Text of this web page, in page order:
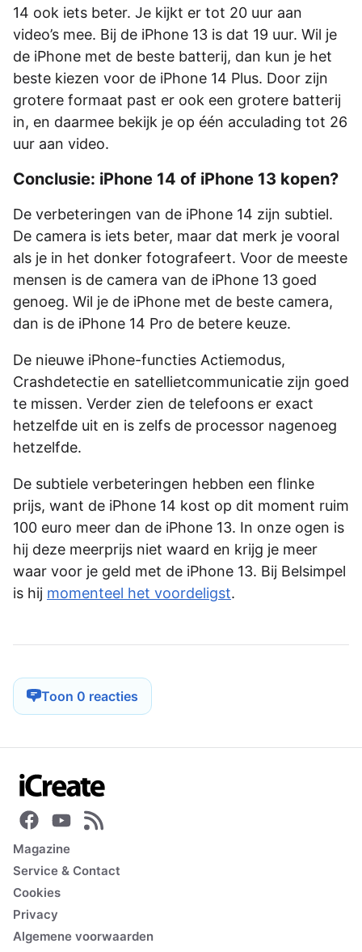
14 ook iets beter. Je kijkt er tot 20 uur aan
video’s mee. Bij de iPhone 13 is dat 19 uur. Wil je
de iPhone met de beste batterij, dan kun je het
beste kiezen voor de iPhone 14 Plus. Door zijn
grotere formaat past er ook een grotere batterij
in, en daarmee bekijk je op één acculading tot 26
uur aan video.
Conclusie: iPhone 14 of iPhone 13 kopen?
De verbeteringen van de iPhone 14 zijn subtiel.
De camera is iets beter, maar dat merk je vooral
als je in het donker fotografeert. Voor de meeste
mensen is de camera van de iPhone 13 goed
genoeg. Wil je de iPhone met de beste camera,
dan is de iPhone 14 Pro de betere keuze.
De nieuwe iPhone-functies Actiemodus,
Crashdetectie en satellietcommunicatie zijn goed
te missen. Verder zien de telefoons er exact
hetzelfde uit en is zelfs de processor nagenoeg
hetzelfde.
De subtiele verbeteringen hebben een flinke
prijs, want de iPhone 14 kost op dit moment ruim
100 euro meer dan de iPhone 13. In onze ogen is
hij deze meerprijs niet waard en krijg je meer
waar voor je geld met de iPhone 13. Bij Belsimpel
is hij momenteel het voordeligst.
Toon 0 reacties
Magazine
Service & Contact
Cookies
Privacy
Algemene voorwaarden